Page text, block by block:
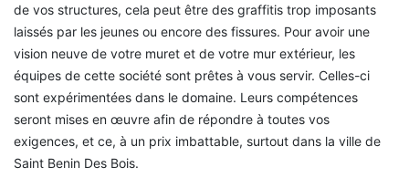
de vos structures, cela peut être des graffitis trop imposants
laissés par les jeunes ou encore des fissures. Pour avoir une
vision neuve de votre muret et de votre mur extérieur, les
équipes de cette société sont prêtes à vous servir. Celles-ci
sont expérimentées dans le domaine. Leurs compétences
seront mises en œuvre afin de répondre à toutes vos
exigences, et ce, à un prix imbattable, surtout dans la ville de
Saint Benin Des Bois.